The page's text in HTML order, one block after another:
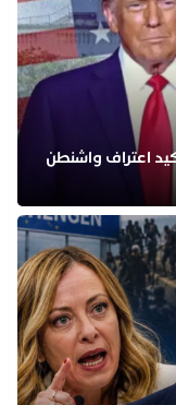
اعتراف واشنطن